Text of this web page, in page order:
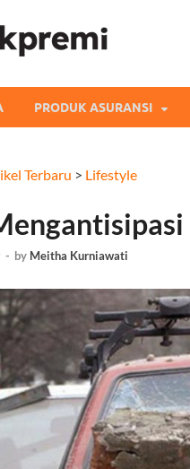
PRODUK ASURANSI
Terbaru > Lifestyle
- by Meitha Kurniawati